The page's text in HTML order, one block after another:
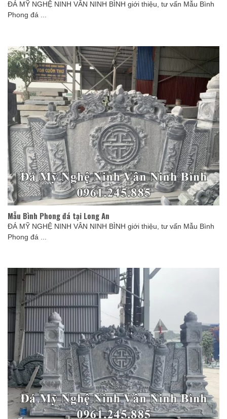
ĐÁ MỸ NGHỆ NINH VÂN NINH BÌNH giới thiệu, tư vấn Mẫu Bình
Phong đá ...
Mẫu Bình Phong đá tại Long An
ĐÁ MỸ NGHỆ NINH VÂN NINH BÌNH giới thiệu, tư vấn Mẫu Bình
Phong đá ...